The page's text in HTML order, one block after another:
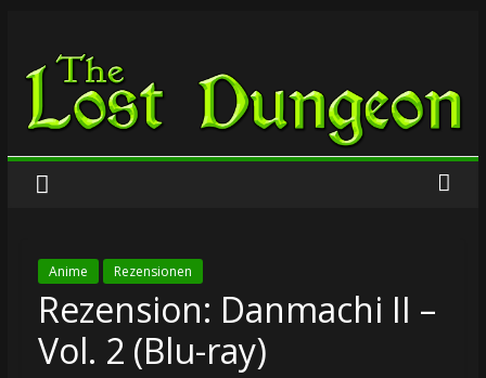
springen
The
Lost
Dungeon
Anime Rezensionen
Rezension: Danmachi II –
Vol. 2 (Blu-ray)